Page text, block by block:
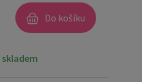
Do košíku
skladem